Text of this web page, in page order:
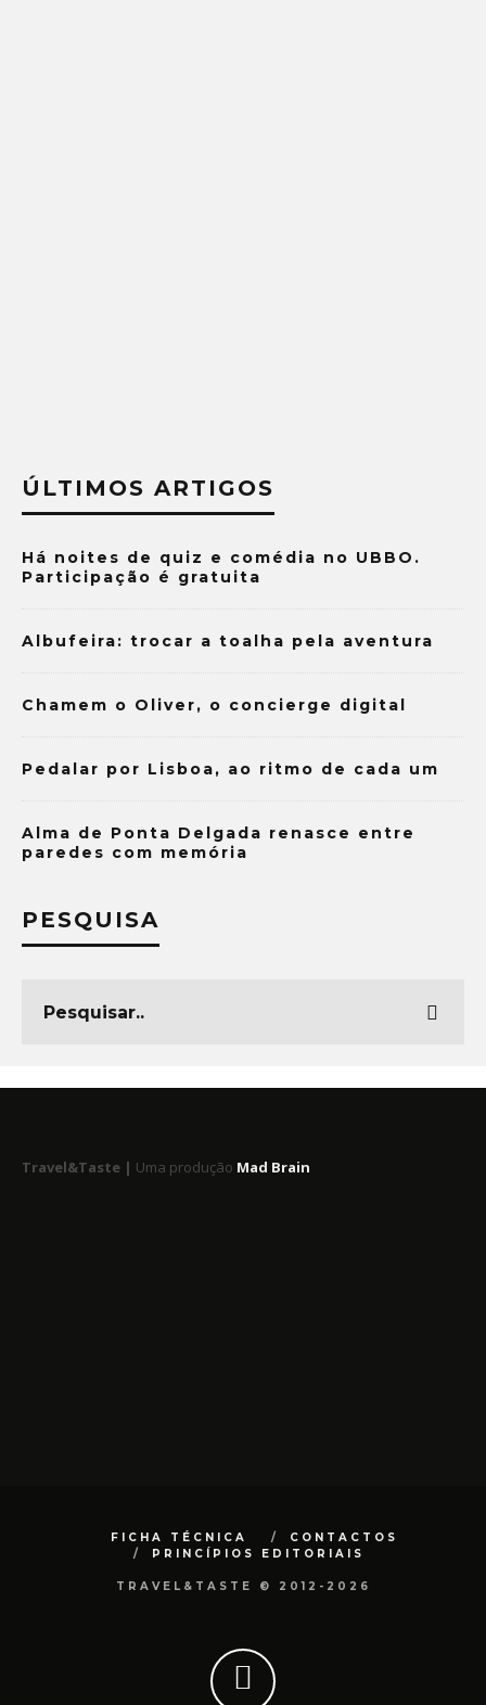
ÚLTIMOS ARTIGOS
Há noites de quiz e comédia no UBBO.
Participação é gratuita
Albufeira: trocar a toalha pela aventura
Chamem o Oliver, o concierge digital
Pedalar por Lisboa, ao ritmo de cada um
Alma de Ponta Delgada renasce entre
paredes com memória
PESQUISA
Travel&Taste | Uma produção Mad Brain
FICHA TÉCNICA
CONTACTOS
PRINCÍPIOS EDITORIAIS
TRAVEL&TASTE © 2012-2026